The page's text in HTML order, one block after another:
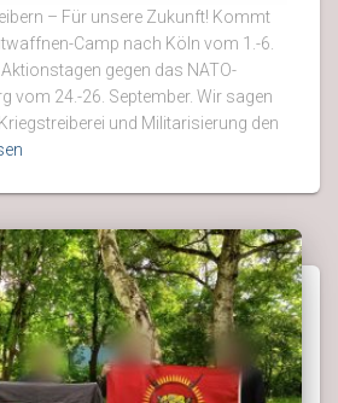
– Für unsere Zukunft! Kommt
Camp nach Köln vom 1.-6.
gegen das NATO-
vom 24.-26. September. Wir sagen
und Militarisierung den